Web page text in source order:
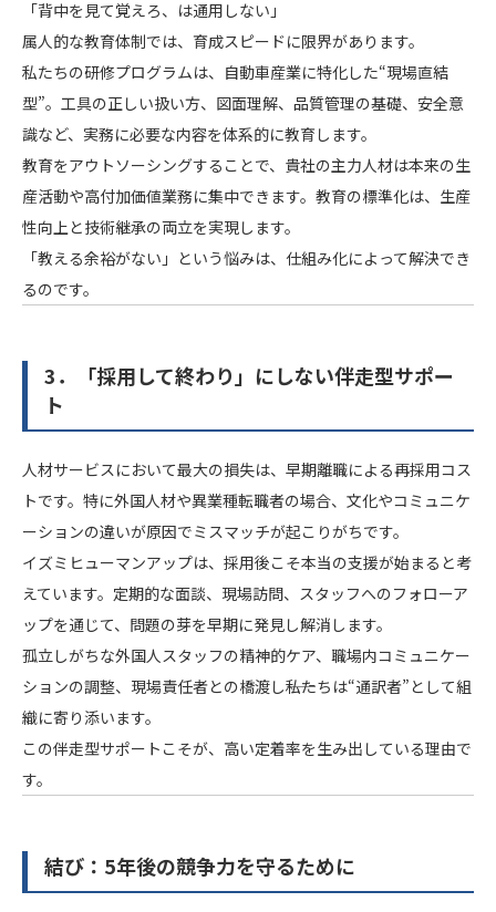
「背中を見て覚えろ、は通用しない」
属人的な教育体制では、育成スピードに限界があります。
私たちの研修プログラムは、自動車産業に特化した“現場直結
型”。工具の正しい扱い方、図面理解、品質管理の基礎、安全意
識など、実務に必要な内容を体系的に教育します。
教育をアウトソーシングすることで、貴社の主力人材は本来の生
産活動や高付加価値業務に集中できます。教育の標準化は、生産
性向上と技術継承の両立を実現します。
「教える余裕がない」という悩みは、仕組み化によって解決でき
るのです。
3．「採用して終わり」にしない伴走型サポー
ト
人材サービスにおいて最大の損失は、早期離職による再採用コス
トです。特に外国人材や異業種転職者の場合、文化やコミュニケ
ーションの違いが原因でミスマッチが起こりがちです。
イズミヒューマンアップは、採用後こそ本当の支援が始まると考
えています。定期的な面談、現場訪問、スタッフへのフォローア
ップを通じて、問題の芽を早期に発見し解消します。
孤立しがちな外国人スタッフの精神的ケア、職場内コミュニケー
ションの調整、現場責任者との橋渡し――私たちは“通訳者”として組
織に寄り添います。
この伴走型サポートこそが、高い定着率を生み出している理由で
す。
結び：5年後の競争力を守るために